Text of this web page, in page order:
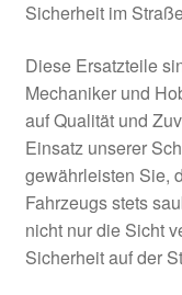
Mein Konto
Über uns
Warenkorb
Weltweiter Versand
Zahlungen
Sicherheit im
Diese Ersatzteile
Mechaniker und
auf Qualität und
Einsatz unserer
gewährleisten Sie,
Fahrzeugs stets
nicht nur die Sicht
Sicherheit auf der